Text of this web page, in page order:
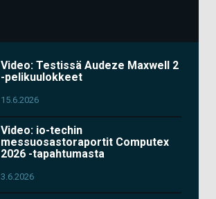
Video: Testissä Audeze Maxwell 2
-pelikuulokkeet
15.6.2026
Video: io-techin
messuosastoraportit Computex
2026 -tapahtumasta
3.6.2026